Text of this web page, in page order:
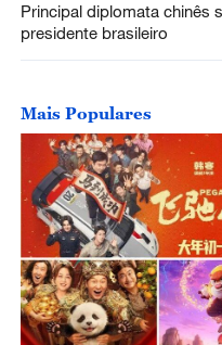
Principal diplomata chinês
presidente brasileiro
Mais Populares